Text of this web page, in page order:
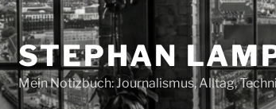
STEPHAN
Mein Notizbuch: Journalismus, Alltag,